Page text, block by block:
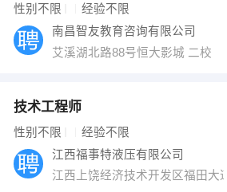
性别不限 经验不限
南昌智友教育咨询有限公司
艾溪湖北路88号恒大影城 二校
技术工程师
性别不限 经验不限
江西福事特液压有限公司
江西上饶经济技术开发区福田大